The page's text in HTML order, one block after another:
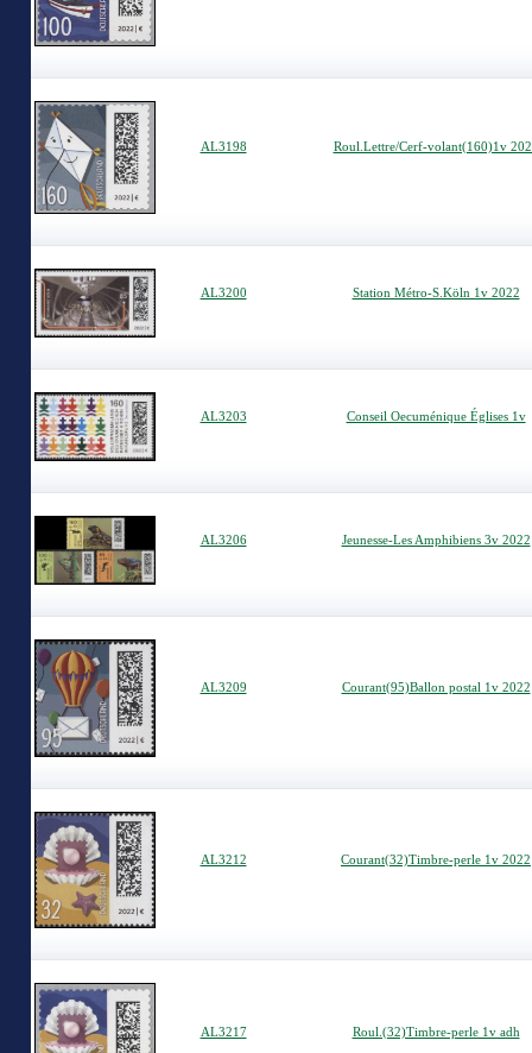
AL3198 Roul.Lettre/Cerf-volant(160)1v
AL3200 Station Métro-S.Köln 1v 2022
AL3203 Conseil Oecuménique Églises 1v
AL3206 Jeunesse-Les Amphibiens 3v 2022
AL3209 Courant(95)Ballon postal 1v 2022
AL3212 Courant(32)Timbre-perle 1v 2022
AL3217 Roul.(32)Timbre-perle 1v adh